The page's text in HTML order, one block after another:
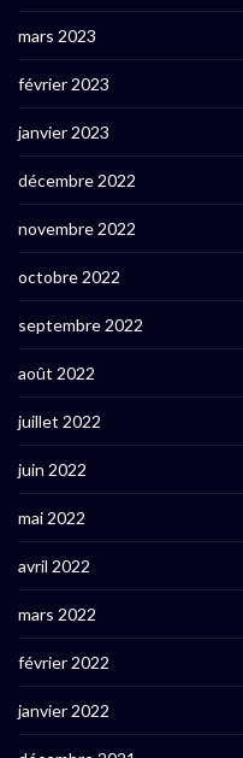
mars 2023
février 2023
janvier 2023
décembre 2022
novembre 2022
octobre 2022
septembre 2022
août 2022
juillet 2022
juin 2022
mai 2022
avril 2022
mars 2022
février 2022
janvier 2022